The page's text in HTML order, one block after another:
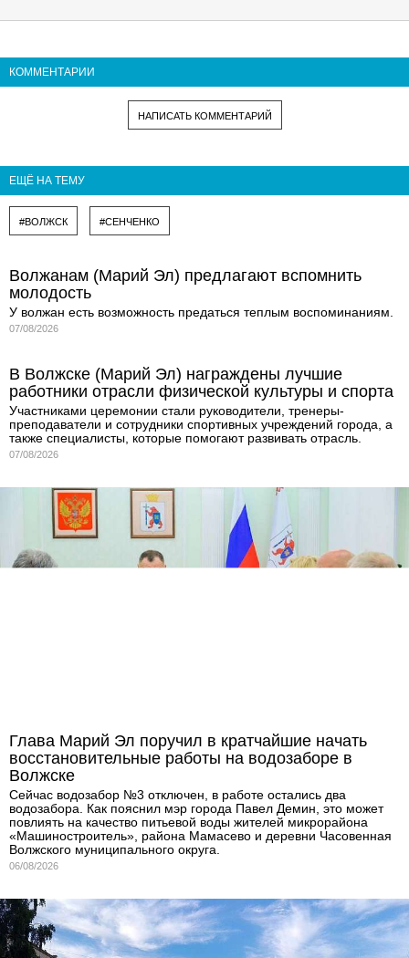
КОММЕНТАРИИ
НАПИСАТЬ КОММЕНТАРИЙ
ЕЩЁ НА ТЕМУ
#ВОЛЖСК #СЕНЧЕНКО
Волжанам (Марий Эл) предлагают вспомнить
молодость
У волжан есть возможность предаться теплым воспоминаниям.
07/08/2026
В Волжске (Марий Эл) награждены лучшие
работники отрасли физической культуры и спорта
Участниками церемонии стали руководители, тренеры-
преподаватели и сотрудники спортивных учреждений города, а
также специалисты, которые помогают развивать отрасль.
07/08/2026
Глава Марий Эл поручил в кратчайшие начать
восстановительные работы на водозаборе в
Волжске
Сейчас водозабор №3 отключен, в работе остались два
водозабора. Как пояснил мэр города Павел Демин, это может
повлиять на качество питьевой воды жителей микрорайона
«Машиностроитель», района Мамасево и деревни Часовенная
Волжского муниципального округа.
06/08/2026